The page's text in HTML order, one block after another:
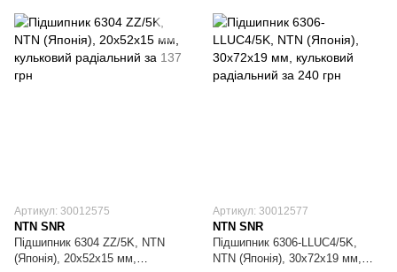
Артикул: 30012575
NTN SNR
Підшипник 6304 ZZ/5K, NTN
(Японія), 20х52х15 мм,
Артикул: 30012577
NTN SNR
Підшипник 6306-LLUC4/5K,
NTN (Японія), 30х72х19 мм,